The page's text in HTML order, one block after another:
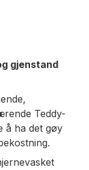
gjenstand
Teddy-
å ha det gøy